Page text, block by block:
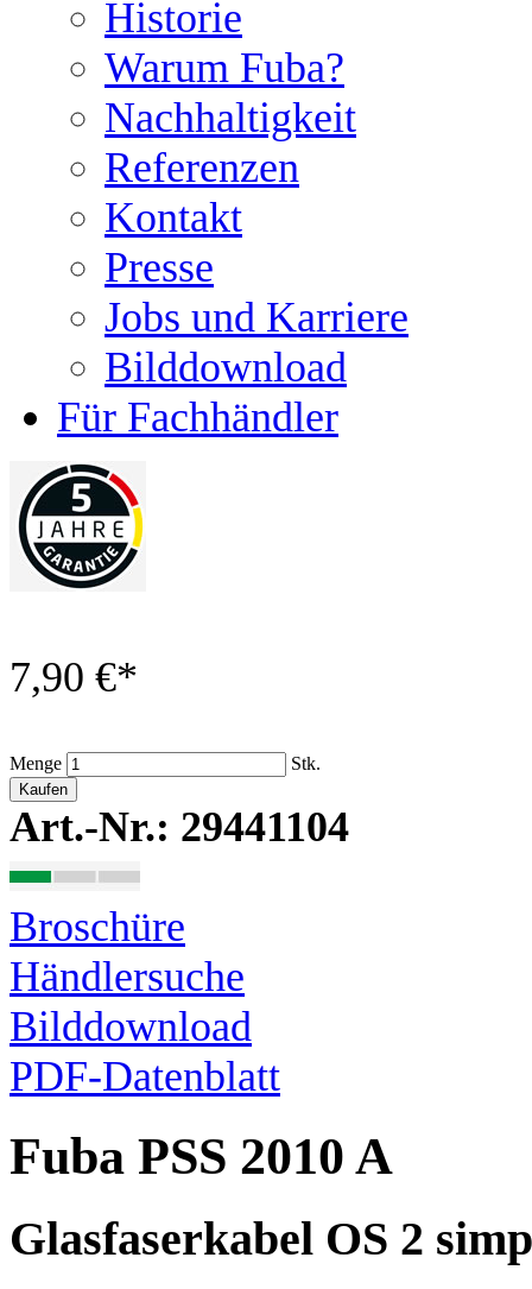
Historie
Warum Fuba?
Nachhaltigkeit
Referenzen
Kontakt
Presse
Jobs und Karriere
Bilddownload
Für Fachhändler
7,90 €*
Menge Stk.
Kaufen
Art.-Nr.: 29441104
Broschüre
Händlersuche
Bilddownload
PDF-Datenblatt
Fuba PSS 2010 A
Glasfaserkabel OS 2